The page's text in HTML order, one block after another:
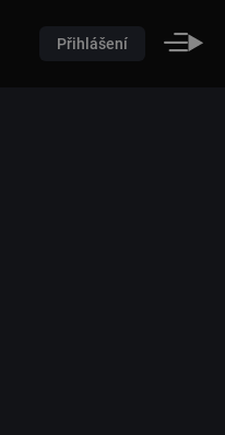
Přihlášení